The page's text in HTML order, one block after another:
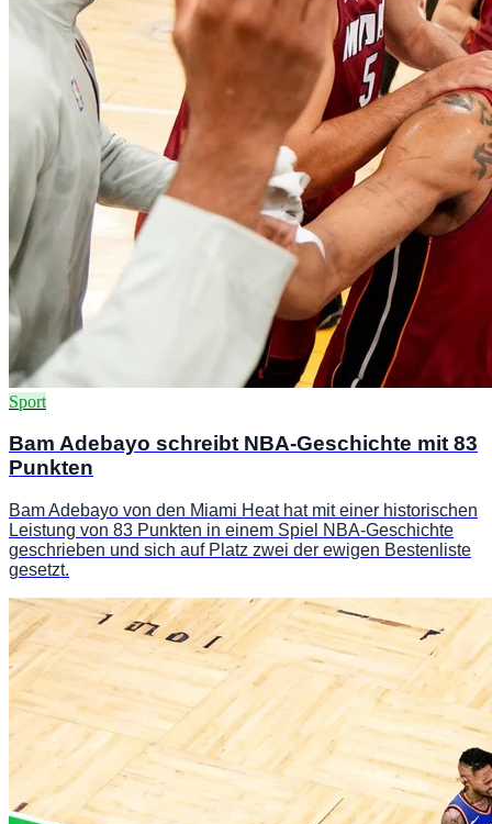
Sport
Bam Adebayo schreibt NBA-Geschichte mit 83
Punkten
Bam Adebayo von den Miami Heat hat mit einer historischen
Leistung von 83 Punkten in einem Spiel NBA-Geschichte
geschrieben und sich auf Platz zwei der ewigen Bestenliste
gesetzt.